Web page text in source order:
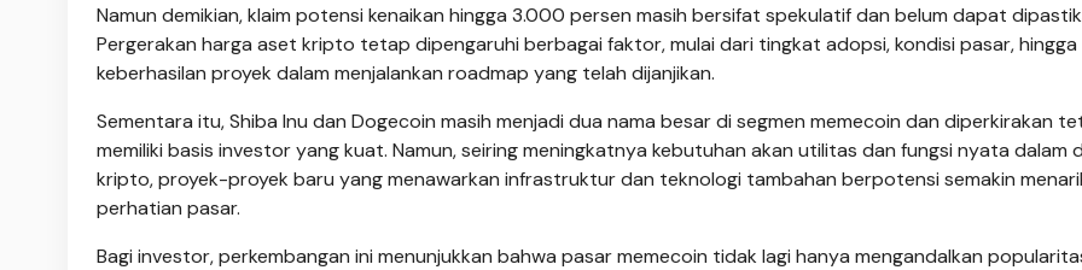
Namun demikian, klaim potensi kenaikan hingga 3.000 persen masih bersifat spekulatif dan belum dapat
Pergerakan harga aset kripto tetap dipengaruhi berbagai faktor, mulai dari tingkat adopsi, kondisi pasar, hingga
keberhasilan proyek dalam menjalankan roadmap yang telah dijanjikan.
Sementara itu, Shiba Inu dan Dogecoin masih menjadi dua nama besar di segmen memecoin dan diperkirakan
memiliki basis investor yang kuat. Namun, seiring meningkatnya kebutuhan akan utilitas dan fungsi nyata dalam
kripto, proyek-proyek baru yang menawarkan infrastruktur dan teknologi tambahan berpotensi semakin
perhatian pasar.
Bagi investor, perkembangan ini menunjukkan bahwa pasar memecoin tidak lagi hanya mengandalkan